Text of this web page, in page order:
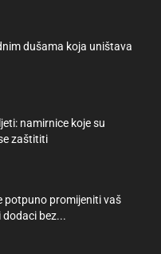
dušama koja uništava
namirnice koje su
zaštititi
potpuno promijeniti vaš
dodaci bez...